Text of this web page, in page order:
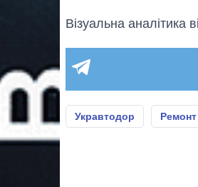
Візуальна аналітика
Укравтодор Ремонт